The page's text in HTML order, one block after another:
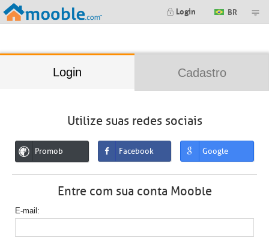
Login BR
Login Cadastro
Utilize suas redes sociais
Promob Facebook Google
Entre com sua conta Mooble
E-mail